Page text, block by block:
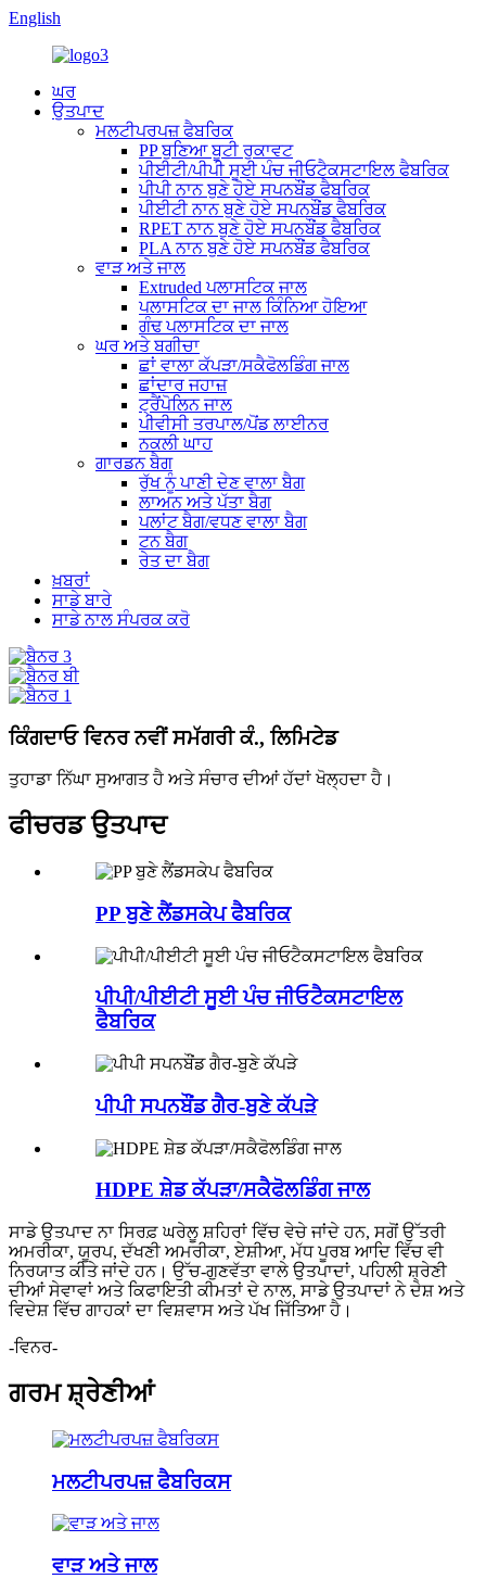
English
ਘਰ
ਉਤਪਾਦ
ਮਲਟੀਪਰਪਜ਼ ਫੈਬਰਿਕ
PP ਬੁਣਿਆ ਬੂਟੀ ਰੁਕਾਵਟ
ਪੀਈਟੀ/ਪੀਪੀ ਸੂਈ ਪੰਚ ਜੀਓਟੈਕਸਟਾਇਲ ਫੈਬਰਿਕ
ਪੀਪੀ ਨਾਨ ਬੁਣੇ ਹੋਏ ਸਪਨਬੌਂਡ ਫੈਬਰਿਕ
ਪੀਈਟੀ ਨਾਨ ਬੁਣੇ ਹੋਏ ਸਪਨਬੌਂਡ ਫੈਬਰਿਕ
RPET ਨਾਨ ਬੁਣੇ ਹੋਏ ਸਪਨਬੌਂਡ ਫੈਬਰਿਕ
PLA ਨਾਨ ਬੁਣੇ ਹੋਏ ਸਪਨਬੌਂਡ ਫੈਬਰਿਕ
ਵਾੜ ਅਤੇ ਜਾਲ
Extruded ਪਲਾਸਟਿਕ ਜਾਲ
ਪਲਾਸਟਿਕ ਦਾ ਜਾਲ ਕਿੰਨਿਆ ਹੋਇਆ
ਗੰਢ ਪਲਾਸਟਿਕ ਦਾ ਜਾਲ
ਘਰ ਅਤੇ ਬਗੀਚਾ
ਛਾਂ ਵਾਲਾ ਕੱਪੜਾ/ਸਕੈਫੋਲਡਿੰਗ ਜਾਲ
ਛਾਂਦਾਰ ਜਹਾਜ਼
ਟ੍ਰੈਂਪੋਲਿਨ ਜਾਲ
ਪੀਵੀਸੀ ਤਰਪਾਲ/ਪੋਂਡ ਲਾਈਨਰ
ਨਕਲੀ ਘਾਹ
ਗਾਰਡਨ ਬੈਗ
ਰੁੱਖ ਨੂੰ ਪਾਣੀ ਦੇਣ ਵਾਲਾ ਬੈਗ
ਲਾਅਨ ਅਤੇ ਪੱਤਾ ਬੈਗ
ਪਲਾਂਟ ਬੈਗ/ਵਧਣ ਵਾਲਾ ਬੈਗ
ਟਨ ਬੈਗ
ਰੇਤ ਦਾ ਬੈਗ
ਖ਼ਬਰਾਂ
ਸਾਡੇ ਬਾਰੇ
ਸਾਡੇ ਨਾਲ ਸੰਪਰਕ ਕਰੋ
ਕਿੰਗਦਾਓ ਵਿਨਰ ਨਵੀਂ ਸਮੱਗਰੀ ਕੰ., ਲਿਮਿਟੇਡ
ਤੁਹਾਡਾ ਨਿੱਘਾ ਸੁਆਗਤ ਹੈ ਅਤੇ ਸੰਚਾਰ ਦੀਆਂ ਹੱਦਾਂ ਖੋਲ੍ਹਦਾ ਹੈ।
ਫੀਚਰਡ ਉਤਪਾਦ
PP ਬੁਣੇ ਲੈਂਡਸਕੇਪ ਫੈਬਰਿਕ
ਪੀਪੀ/ਪੀਈਟੀ ਸੂਈ ਪੰਚ ਜੀਓਟੈਕਸਟਾਇਲ
ਫੈਬਰਿਕ
ਪੀਪੀ ਸਪਨਬੌਂਡ ਗੈਰ-ਬੁਣੇ ਕੱਪੜੇ
HDPE ਸ਼ੇਡ ਕੱਪੜਾ/ਸਕੈਫੋਲਡਿੰਗ ਜਾਲ
ਸਾਡੇ ਉਤਪਾਦ ਨਾ ਸਿਰਫ਼ ਘਰੇਲੂ ਸ਼ਹਿਰਾਂ ਵਿੱਚ ਵੇਚੇ ਜਾਂਦੇ ਹਨ, ਸਗੋਂ ਉੱਤਰੀ
ਅਮਰੀਕਾ, ਯੂਰਪ, ਦੱਖਣੀ ਅਮਰੀਕਾ, ਏਸ਼ੀਆ, ਮੱਧ ਪੂਰਬ ਆਦਿ ਵਿੱਚ ਵੀ
ਨਿਰਯਾਤ ਕੀਤੇ ਜਾਂਦੇ ਹਨ। ਉੱਚ-ਗੁਣਵੱਤਾ ਵਾਲੇ ਉਤਪਾਦਾਂ, ਪਹਿਲੀ ਸ਼੍ਰੇਣੀ
ਦੀਆਂ ਸੇਵਾਵਾਂ ਅਤੇ ਕਿਫਾਇਤੀ ਕੀਮਤਾਂ ਦੇ ਨਾਲ, ਸਾਡੇ ਉਤਪਾਦਾਂ ਨੇ ਦੇਸ਼ ਅਤੇ
ਵਿਦੇਸ਼ ਵਿੱਚ ਗਾਹਕਾਂ ਦਾ ਵਿਸ਼ਵਾਸ ਅਤੇ ਪੱਖ ਜਿੱਤਿਆ ਹੈ।
-ਵਿਨਰ-
ਗਰਮ ਸ਼੍ਰੇਣੀਆਂ
ਮਲਟੀਪਰਪਜ਼ ਫੈਬਰਿਕਸ
ਵਾੜ ਅਤੇ ਜਾਲ